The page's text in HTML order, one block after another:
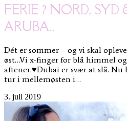
FERIE ? NORD,
ARUBA..
Dét er sommer – og vi skal
øst…Vi x-finger for blå himmel
aftener.♥Dubai er svær at slå.
tur i mellemøsten i…
3. juli 2019